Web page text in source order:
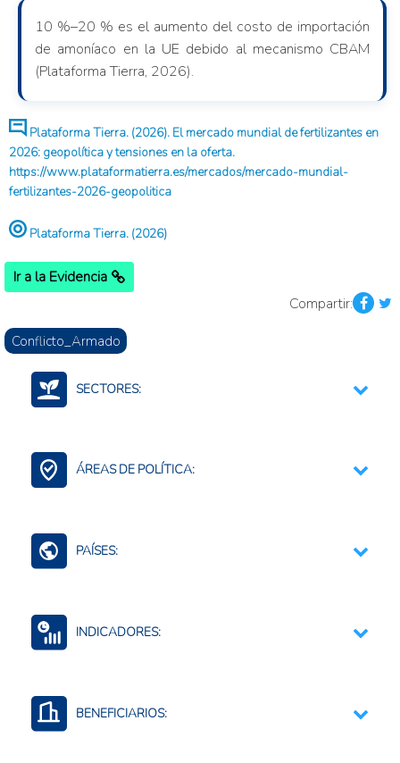
10 %–20 % es el aumento del costo de importación
de amoníaco en la UE debido al mecanismo CBAM
(Plataforma Tierra, 2026).
Plataforma Tierra. (2026). El mercado mundial de fertilizantes en
2026: geopolítica y tensiones en la oferta.
https://www.plataformatierra.es/mercados/mercado-mundial-
fertilizantes-2026-geopolitica
Plataforma Tierra. (2026)
Ir a la Evidencia
Compartir:
Conflicto_Armado
SECTORES:
Fertilizantes (Cadena)
ÁREAS DE POLÍTICA:
Comercio Internacional e Integración Regional
PAÍSES:
INDICADORES:
Uso o consumo de insumos agropecuarios
BENEFICIARIOS: